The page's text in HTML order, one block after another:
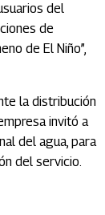
del
de
de El Niño”,
la distribución
invitó a
del agua, para
del servicio.